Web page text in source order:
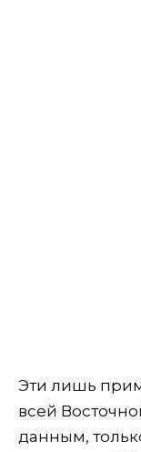
Эти лишь
всей
данным,